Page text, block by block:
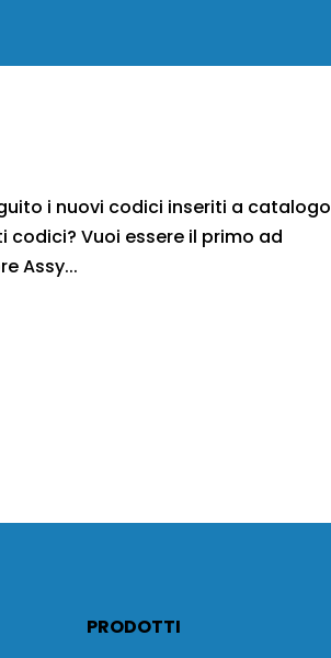
i nuovi codici inseriti a catalogo
Vuoi essere il primo ad
Assy...
PRODOTTI